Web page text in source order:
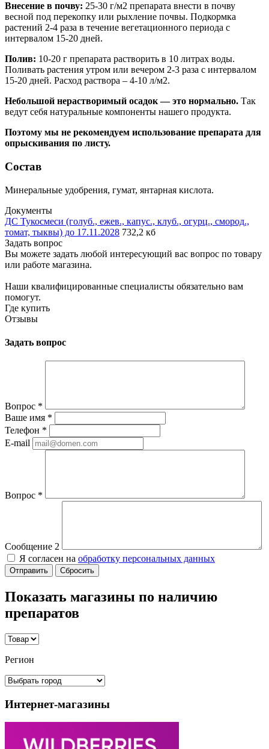
Внесение в почву: 25-30 г/м2 препарата внести в почву
весной под перекопку или рыхление почвы. Подкормка
растений 2-4 раза в течение вегетационного периода с
интервалом 15-20 дней.
Полив: 10-20 г препарата растворить в 10 литрах воды.
Поливать растения утром или вечером 2-3 раза с интервалом
15-20 дней. Расход раствора – 4-10 л/м2.
Небольшой нерастворимый осадок — это нормально. Так
ведут себя натуральные компоненты нашего продукта.
Поэтому мы не рекомендуем использование препарата для
опрыскивания по листу.
Состав
Минеральные удобрения, гумат, янтарная кислота.
Документы
ДС Тукосмеси (голуб., ежев., капус., клуб., огурц., смород.,
томат, тыквы) до 17.11.2028 732,2 кб
Задать вопрос
Вы можете задать любой интересующий вас вопрос по товару
или работе магазина.
Наши квалифицированные специалисты обязательно вам
помогут.
Где купить
Отзывы
Задать вопрос
Вопрос *
Ваше имя *
Телефон *
E-mail
Вопрос *
Сообщение 2
Я согласен на обработку персональных данных
Сбросить
Показать магазины по наличию
препаратов
Регион
Интернет-магазины